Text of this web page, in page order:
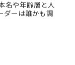
名や年齢層と人
ダーは誰かも調